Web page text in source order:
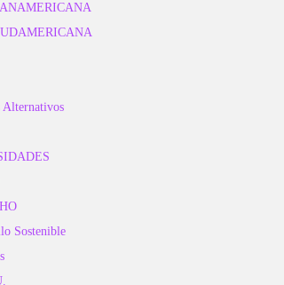
Alternativos
Sostenible